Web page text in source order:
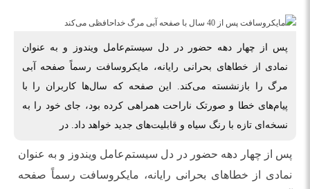
پس از چهار دهه حضور در دل سیستم‌عامل ویندوز و به عنوان
نمادی از خطاهای بحرانی رایانه، مایکروسافت رسماً صفحه آبی
مرگ را بازنشسته می‌کند. این صفحه که سال‌ها کاربران را با
پیام‌های خطا و صورتک ناراحت همراهی کرده بود، جای خود را به
نسخه‌ای تازه با رنگ سیاه و قابلیت‌های جدید خواهد داد. در
پس از چهار دهه حضور در دل سیستم‌عامل ویندوز و به عنوان
نمادی از خطاهای بحرانی رایانه، مایکروسافت رسماً صفحه